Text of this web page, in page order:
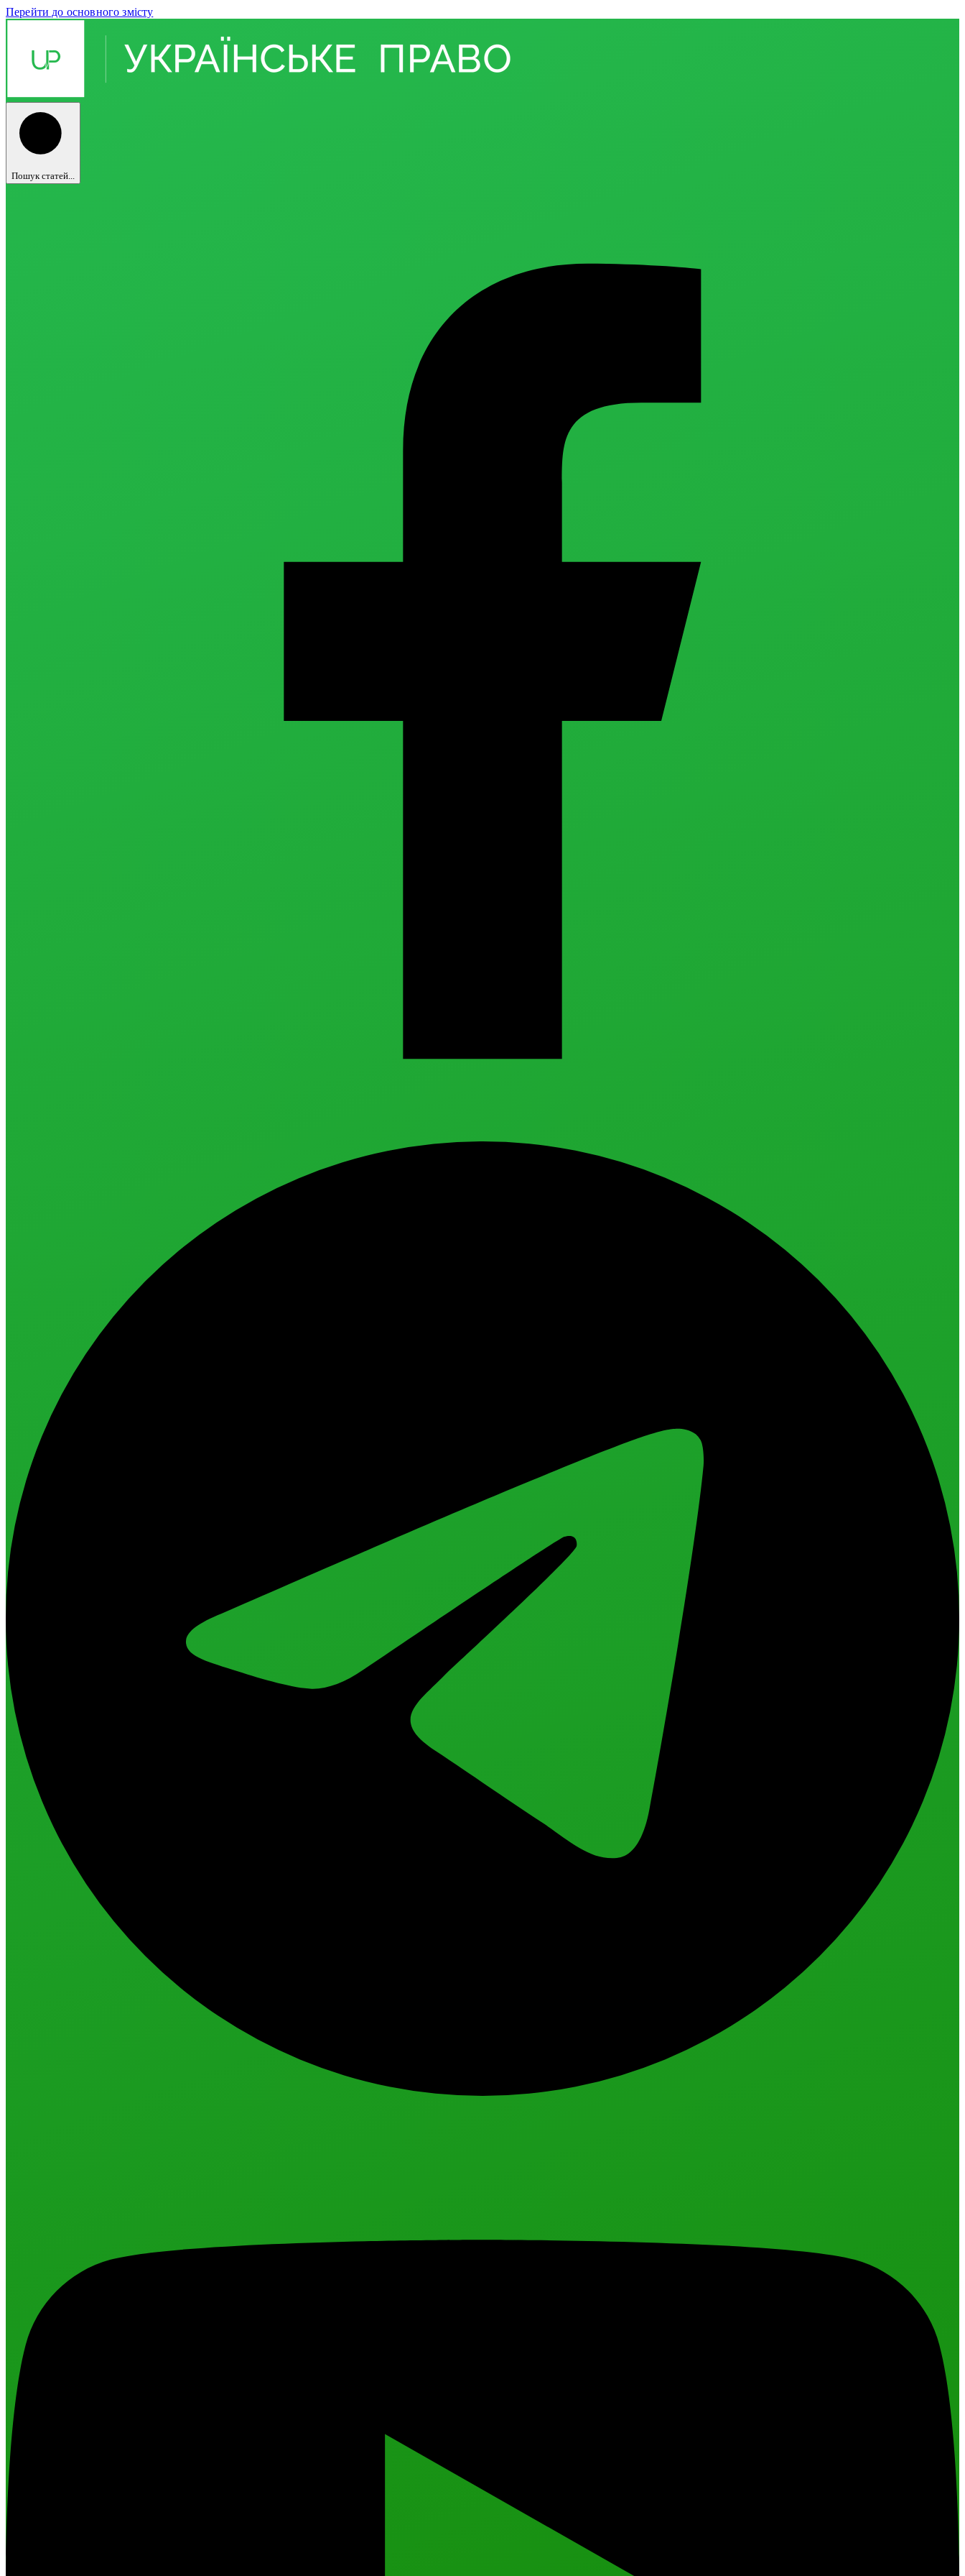
Перейти до основного змісту
Пошук статей...